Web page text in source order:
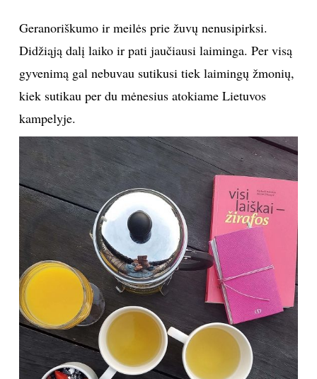
Geranoriškumo ir meilės prie žuvų nenusipirksi.
Didžiąją dalį laiko ir pati jaučiausi laiminga. Per visą
gyvenimą gal nebuvau sutikusi tiek laimingų žmonių,
kiek sutikau per du mėnesius atokiame Lietuvos
kampelyje.